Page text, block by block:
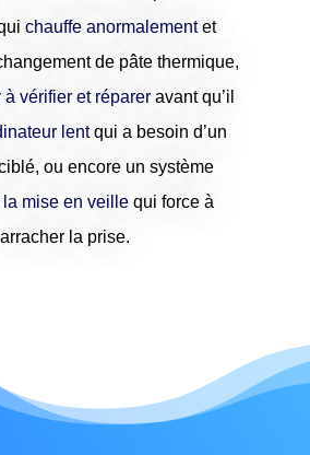
chauffe anormalementet
de pâte thermique,
à vérifier et réparer avant qu’il
lentqui a besoin d’un
ou encore un système
la mise en veillequi force à
arracher la prise.